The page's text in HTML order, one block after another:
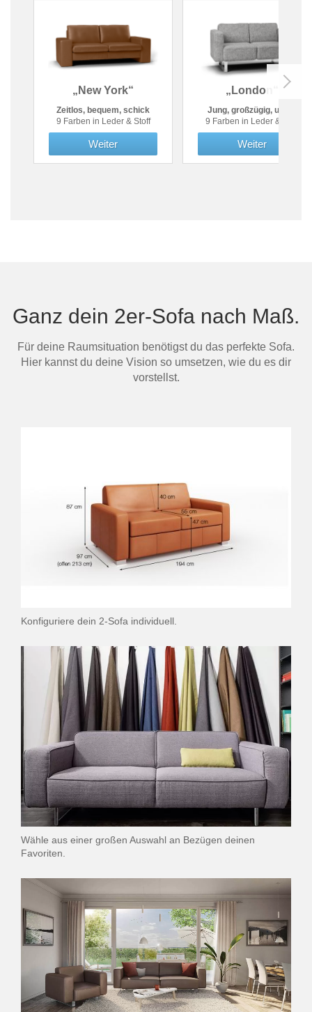
„New York“
Zeitlos, bequem, schick
9 Farben in Leder & Stoff
Weiter
„London“
Jung, großzügig, urban
9 Farben in Leder & Stoff
Weiter
Ganz dein 2er-Sofa nach Maß.
Für deine Raumsituation benötigst du das perfekte Sofa.
Hier kannst du deine Vision so umsetzen, wie du es dir
vorstellst.
Konfiguriere dein 2-Sofa individuell.
Wähle aus einer großen Auswahl an Bezügen deinen
Favoriten.